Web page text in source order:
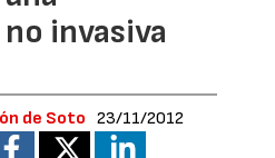
invasiva
de Soto 23/11/2012